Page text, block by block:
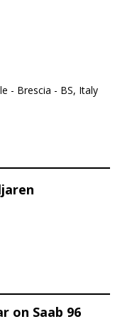
- Brescia - BS, Italy
on Saab 96